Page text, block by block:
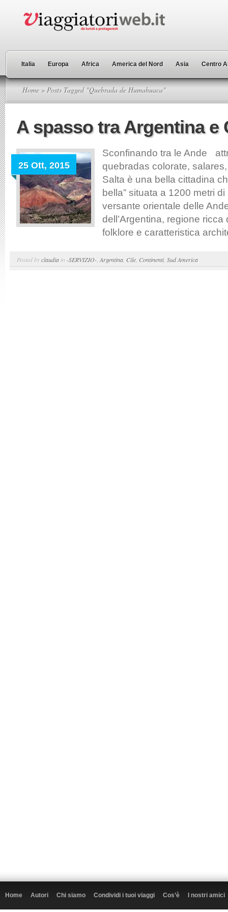
Italia Europa Africa America del Nord Asia Centro
Home » Posts Tagged "Quebrada de Humahuaca"
A spasso tra Argentina e
25 Ott, 2015
Sconfinando tra le Ande
quebradas colorate,
Salta è una bella cittadina
bella” situata a 1200 metri
versante orientale delle
dell’Argentina, regione ricca
folklore e caratteristica
Posted byclaudia in -SERVIZIO- Argentina Cile Continenti, Sud America
Home Autori Chi siamo Condividi i tuoi viaggi Cos’è I nostri amici